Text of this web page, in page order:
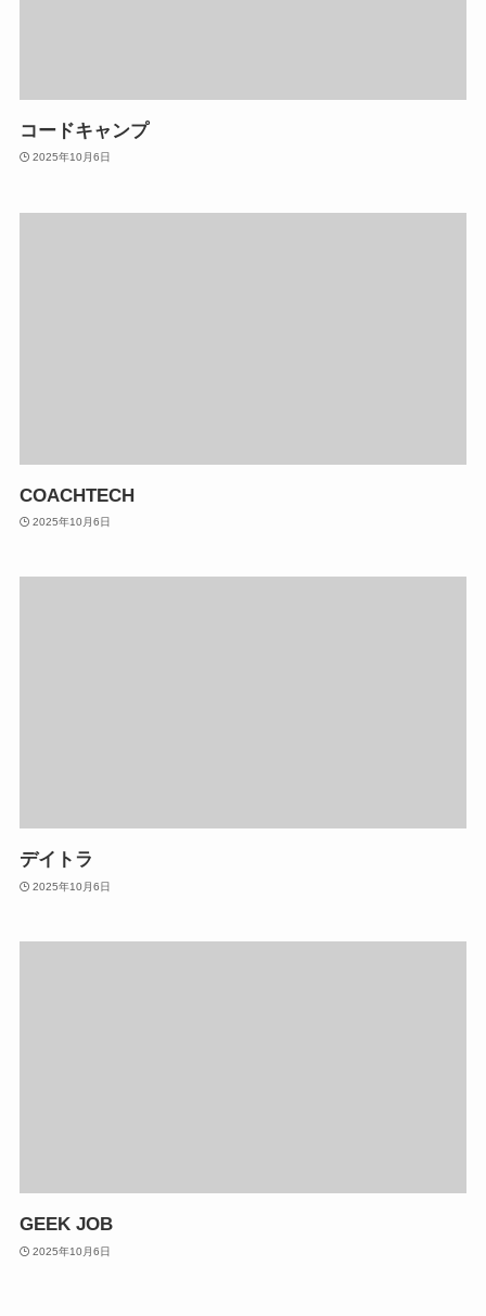
コードキャンプ
2025年10月6日
COACHTECH
2025年10月6日
デイトラ
2025年10月6日
GEEK JOB
2025年10月6日